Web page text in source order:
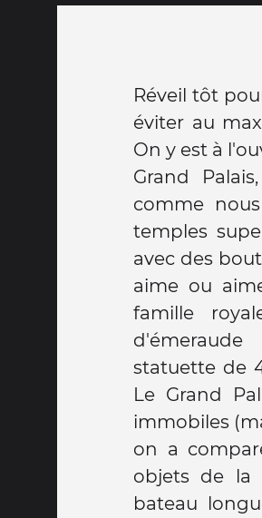
Réveil tôt
éviter au
On y est à
Grand
comme
temples
avec des
aime ou
famille
d'émeraude
statuette de
Le Grand
immobiles
on a
objets de la
bateau
hérons en
Vraiment
pour être
situe le Wat
sur les
complète
table
la route, on
pour la fin de
de Jim
ancien
de la soie
super jolie et
visite super !
tour la plus
rappelle